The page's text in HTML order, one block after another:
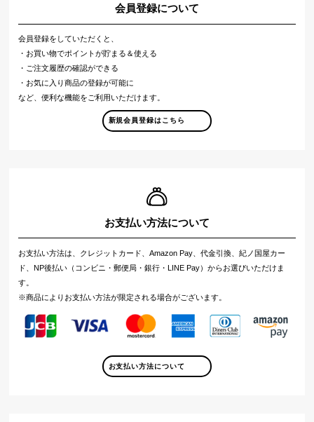
会員登録について
会員登録をしていただくと、
・お買い物でポイントが貯まる＆使える
・ご注文履歴の確認ができる
・お気に入り商品の登録が可能に
など、便利な機能をご利用いただけます。
新規会員登録はこちら
お支払い方法について
お支払い方法は、クレジットカード、Amazon Pay、代金引換、紀ノ国屋カー
ド、NP後払い（コンビニ・郵便局・銀行・LINE Pay）からお選びいただけま
す。
※商品によりお支払い方法が限定される場合がございます。
お支払い方法について